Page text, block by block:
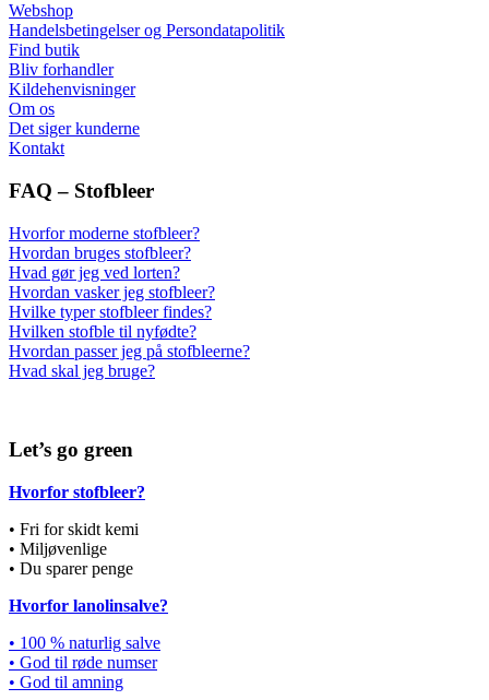
Mulighederne
kan
Webshop
Handelsbetingelser og Persondatapolitik
Find butik
Bliv forhandler
Kildehenvisninger
Om os
Det siger kunderne
Kontakt
FAQ – Stofbleer
Hvorfor moderne stofbleer?
Hvordan bruges stofbleer?
Hvad gør jeg ved lorten?
Hvordan vasker jeg stofbleer?
Hvilke typer stofbleer findes?
Hvilken stofble til nyfødte?
Hvordan passer jeg på stofbleerne?
Hvad skal jeg bruge?
Let’s go green
Hvorfor stofbleer?
• Fri for skidt kemi
• Miljøvenlige
• Du sparer penge
Hvorfor lanolinsalve?
• 100 % naturlig salve
• God til røde numser
• God til amning